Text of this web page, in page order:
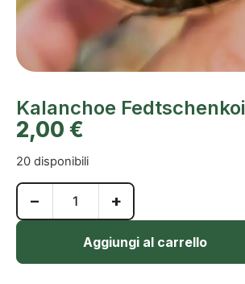
Kalanchoe Fedtschenkoi
2,00 €
20 disponibili
− +
Aggiungi al carrello